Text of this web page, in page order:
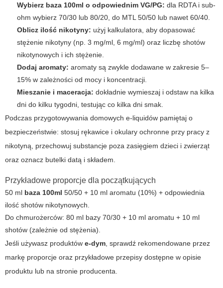
Wybierz baza 100ml o odpowiednim VG/PG: dla RDTA i sub-
ohm wybierz 70/30 lub 80/20, do MTL 50/50 lub nawet 60/40.
Oblicz ilość nikotyny: użyj kalkulatora, aby dopasować
stężenie nikotyny (np. 3 mg/ml, 6 mg/ml) oraz liczbę shotów
nikotynowych i ich stężenie.
Dodaj aromaty: aromaty są zwykle dodawane w zakresie 5–
15% w zależności od mocy i koncentracji.
Mieszanie i maceracja: dokładnie wymieszaj i odstaw na kilka
dni do kilku tygodni, testując co kilka dni smak.
Podczas przygotowywania domowych e-liquidów pamiętaj o
bezpieczeństwie: stosuj rękawice i okulary ochronne przy pracy z
nikotyną, przechowuj substancje poza zasięgiem dzieci i zwierząt
oraz oznacz butelki datą i składem.
Przykładowe proporcje dla początkujących
50 ml baza 100ml 50/50 + 10 ml aromatu (10%) + odpowiednia
ilość shotów nikotynowych.
Do chmurożerców: 80 ml bazy 70/30 + 10 ml aromatu + 10 ml
shotów (zależnie od stężenia).
Jeśli używasz produktów e-dym , sprawdź rekomendowane przez
markę proporcje oraz przykładowe przepisy dostępne w opisie
produktu lub na stronie producenta.